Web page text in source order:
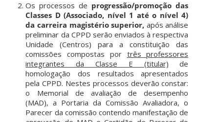
Os processos de progressão/promoção das
Classes D (Associado, nível 1 até o nível 4)
da carreira magistério superior, após análise
preliminar da CPPD serão enviados à respectiva
Unidade (Centros) para a constituição das
comissões compostas por três professores
integrantes da Classe E (titular) de
homologação dos resultados apresentados
pela CPPD. Nestes processos deverão constar:
o Memorial de avaliação de desempenho
(MAD), a Portaria da Comissão Avaliadora, o
Parecer da comissão contendo manifestação de